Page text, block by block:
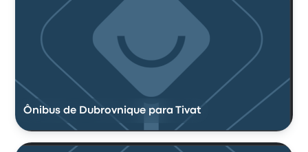
Ônibus de Dubrovnique para Tivat